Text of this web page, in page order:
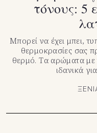
τόνους: 5
Μπορεί να έχει μπει,
θερμοκρασίες σας
θερμό. Τα αρώματα με
ιδανικά